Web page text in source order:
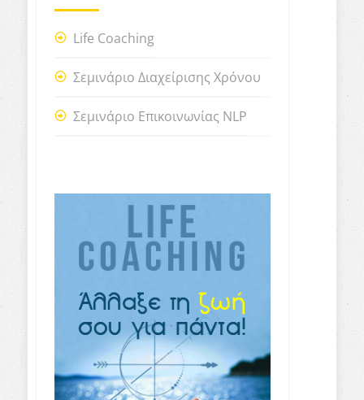
Life Coaching
Σεμινάριο Διαχείρισης Χρόνου
Σεμινάριο Επικοινωνίας NLP